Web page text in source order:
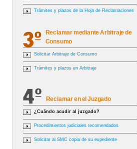
Trámites y plazos de la Hoja de Reclamaciones
Reclamar mediante Arbitraje de
Consumo
Solicitar Arbitraje de Consumo
Trámites y plazos en Arbitraje
Reclamar en el Juzgado
¿Cuándo acudir al juzgado?
Procedimientos judiciales recomendados
Solicitar al SMC copia de su expediente